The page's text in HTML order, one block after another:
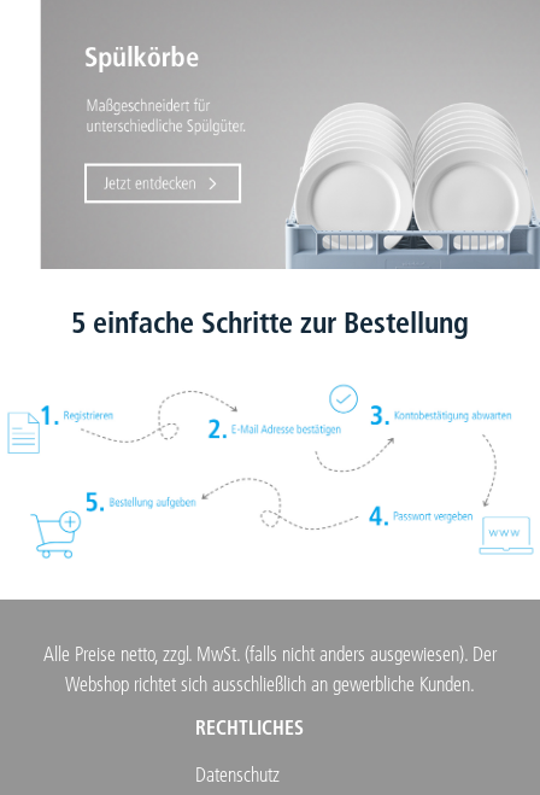
5 einfache Schritte zur Bestellung
Alle Preise netto, zzgl. MwSt. (falls nicht anders ausgewiesen). Der
Webshop richtet sich ausschließlich an gewerbliche Kunden.
RECHTLICHES
Datenschutz